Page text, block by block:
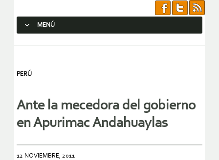
MENÚ
PERÚ
Ante la mecedora del gobierno
en Apurimac Andahuaylas
12 NOVIEMBRE, 2011